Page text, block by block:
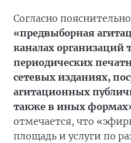
Согласно
«предвыборная
каналах организаций
периодических
сетевых изданиях,
агитационных
также в иных
отмечается, что
площадь и услуги по